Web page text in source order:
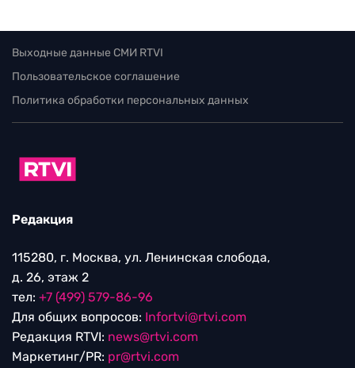
Выходные данные СМИ RTVI
Пользовательское соглашение
Политика обработки персональных данных
Редакция
115280, г. Москва, ул. Ленинская слобода,
д. 26, этаж 2
тел: +7 (499) 579-86-96
Для общих вопросов: Infortvi@rtvi.com
Редакция RTVI: news@rtvi.com
Маркетинг/PR: pr@rtvi.com